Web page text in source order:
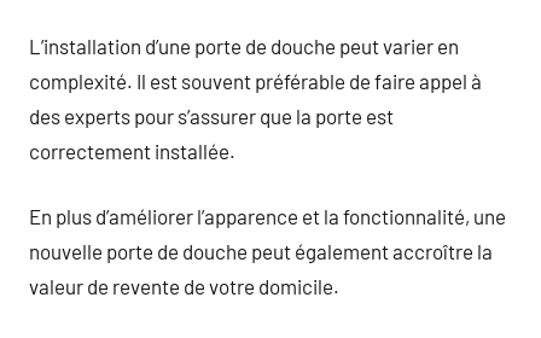
L’installation d’une porte de douche peut varier en
complexité. Il est souvent préférable de faire appel à
des experts pour s’assurer que la porte est
correctement installée.
En plus d’améliorer l’apparence et la fonctionnalité, une
nouvelle porte de douche peut également accroître la
valeur de revente de votre domicile.